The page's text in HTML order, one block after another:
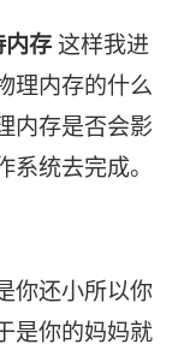
存 这样我进
理内存的什么
内存是否会影
统去完成。
你还小所以你
是你的妈妈就